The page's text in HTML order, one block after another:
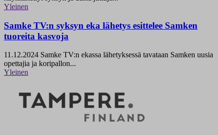
Yleinen
Samke TV:n syksyn eka lähetys esittelee Samken
tuoreita kasvoja
11.12.2024 Samke TV:n ekassa lähetyksessä tavataan Samken uusia
opettajia ja koripallon...
Yleinen